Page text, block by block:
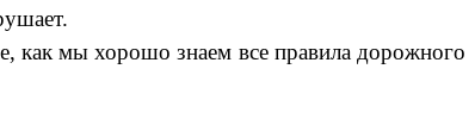
как мы хорошо знаем все правила дорожного